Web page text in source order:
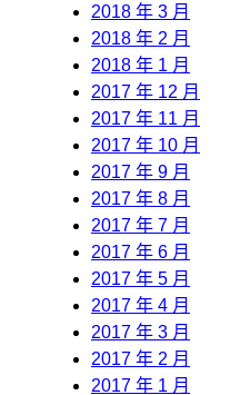
2018 年 3 月
2018 年 2 月
2018 年 1 月
2017 年 12 月
2017 年 11 月
2017 年 10 月
2017 年 9 月
2017 年 8 月
2017 年 7 月
2017 年 6 月
2017 年 5 月
2017 年 4 月
2017 年 3 月
2017 年 2 月
2017 年 1 月